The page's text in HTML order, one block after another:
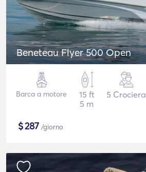
Beneteau Flyer 500 Open
Barca a motore
15 ft
5 m
5 Crociera
$287 /giorno